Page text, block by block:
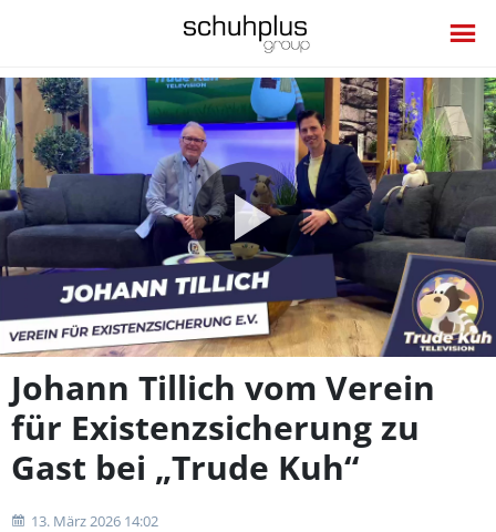
Video
Johann Tillich vom Verein
für Existenzsicherung zu
Gast bei „Trude Kuh“
13. März 2026 14:02